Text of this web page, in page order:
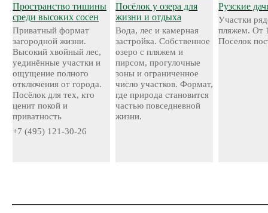
Пространство тишины
среди высоких сосен
Приватный формат
загородной жизни.
Высокий хвойный лес,
уединённые участки и
ощущение полного
отключения от города.
Посёлок для тех, кто
ценит покой и
приватность
+7 (495) 121-30-26
Посёлок у озера для
жизни и отдыха
Вода, лес и камерная
застройка. Собственное
озеро с пляжем и
пирсом, прогулочные
зоны и ограниченное
число участков. Формат,
где природа становится
частью повседневной
жизни.
Рузские
Участки
пляжем. От
Поселок